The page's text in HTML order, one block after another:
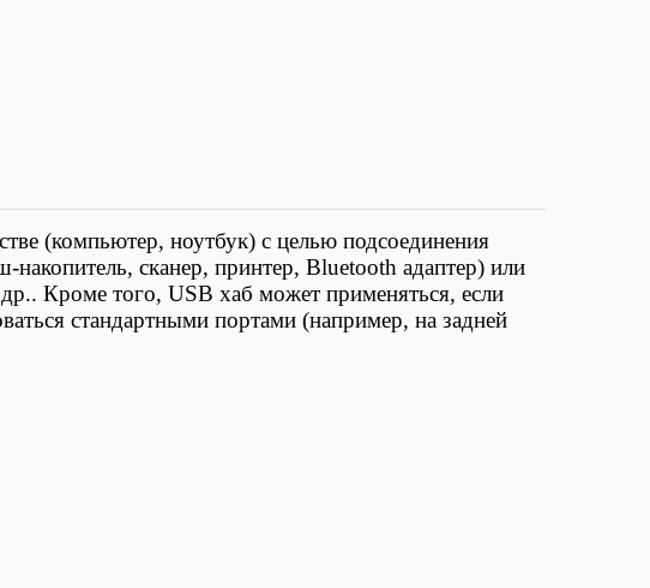
(компьютер, ноутбук) с целью подсоединения
сканер, принтер, Bluetooth адаптер) или
Кроме того, USB хаб может применяться, если
стандартными портами (например, на задней